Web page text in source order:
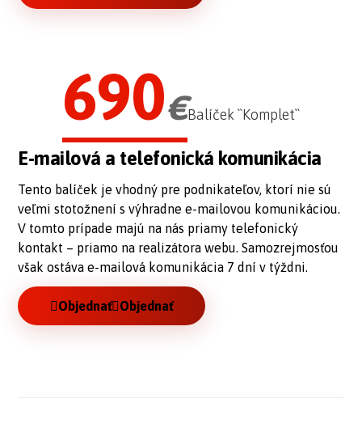
690€Balíček ``Komplet``
E-mailová a telefonická komunikácia
Tento balíček je vhodný pre podnikateľov, ktorí nie sú
veľmi stotožnení s výhradne e-mailovou komunikáciou.
V tomto prípade majú na nás priamy telefonický
kontakt – priamo na realizátora webu. Samozrejmosťou
však ostáva e-mailová komunikácia 7 dní v týždni.
Objednať Objednať